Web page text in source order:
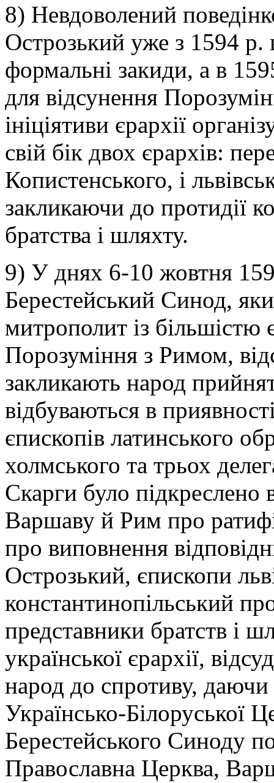
8) Невдоволений
Острозький уже з 1594 р.
формальні закиди, а в
для відсунення
ініціятиви єрархії
свій бік двох єрархів:
Копистенського, і
закликаючи до протидії
братства і шляхту.
9) У днях 6-10 жовтня
Берестейський Синод,
митрополит із більшістю
Порозуміння з Римом,
закликають народ
відбуваються в
єпископів латинського
холмського та трьох
Скарги було підкреслено
Варшаву й Рим про
про виповнення
Острозький, єпископи
константинопільський
представники братств і
української єрархії,
народ до спротиву,
Українсько-Білоруської
Берестейського Синоду
Православна Церква,